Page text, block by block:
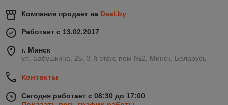
Компания продает на Deal.by
Работает с 13.02.2017
г. Минск
ул. Бабушкина, 25, 3-й этаж, пом №2, Минск, Беларусь
Контакты
Сегодня работает с 08:30 до 17:00